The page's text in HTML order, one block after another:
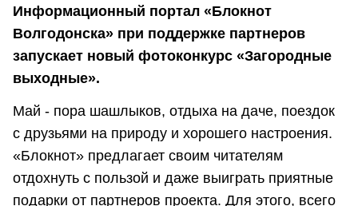
Информационный портал «Блокнот
Волгодонска» при поддержке партнеров
запускает новый фотоконкурс «Загородные
выходные».
Май - пора шашлыков, отдыха на даче, поездок
с друзьями на природу и хорошего настроения.
«Блокнот» предлагает своим читателям
отдохнуть с пользой и даже выиграть приятные
подарки от партнеров проекта. Для этого, всего